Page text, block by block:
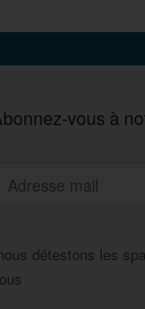
vous à
détestons les